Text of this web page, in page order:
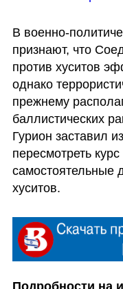
В военно-
признают, что
против хуситов
однако
прежнему
баллистических
Гурион заставил
пересмотреть
самостоятельные
хуситов.
Подробности на